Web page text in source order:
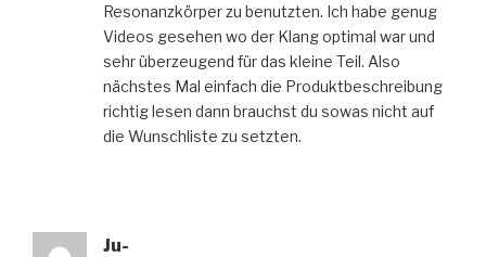
Resonanzkörper zu benutzten. Ich habe genug
Videos gesehen wo der Klang optimal war und
sehr überzeugend für das kleine Teil. Also
nächstes Mal einfach die Produktbeschreibung
richtig lesen dann brauchst du sowas nicht auf
die Wunschliste zu setzten.
Ju-